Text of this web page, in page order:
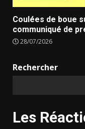
Coulées de boue
communiqué de
28/07/2026
Rechercher
Les